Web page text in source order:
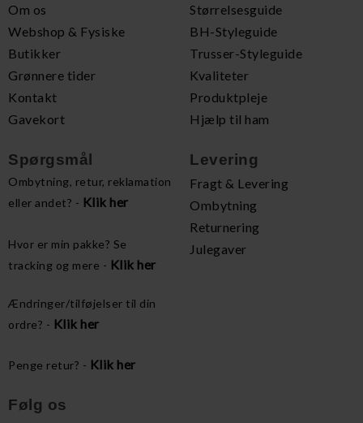
Om os
Webshop & Fysiske
Butikker
Grønnere tider
Kontakt
Gavekort
Størrelsesguide
BH-Styleguide
Trusser-Styleguide
Kvaliteter
Produktpleje
Hjælp til ham
Spørgsmål
Ombytning, retur, reklamation
eller andet? - Klik her
Hvor er min pakke? Se
tracking og mere - Klik her
Ændringer/tilføjelser til din
ordre? - Klik her
Penge retur? - Klik her
Levering
Fragt & Levering
Ombytning
Returnering
Julegaver
Følg os